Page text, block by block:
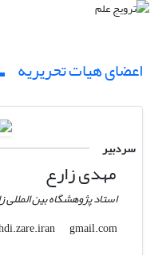
اعضای هیات تحریریه
سردبیر
مهدی زارع
استاد پژوهشگاه بین
mehdi.zare.iran
gmail.com